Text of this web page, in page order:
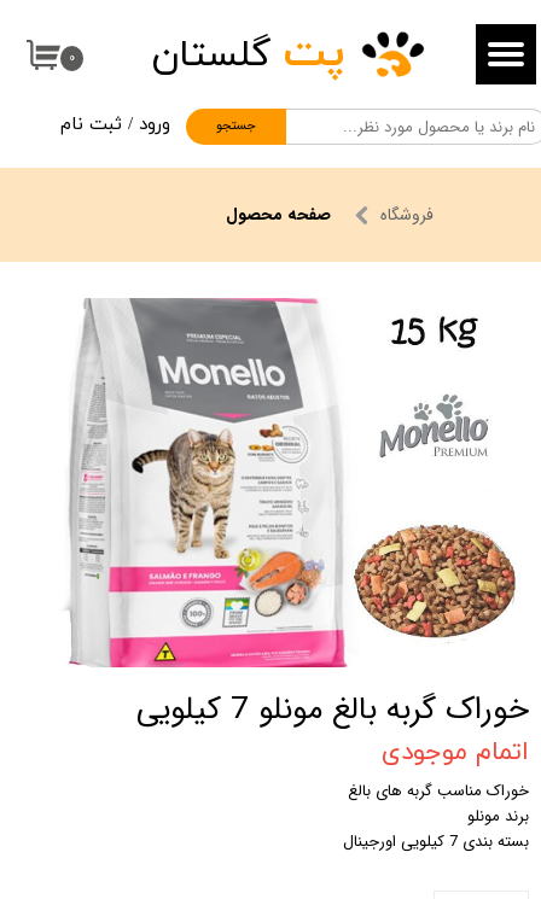
۰
جستجو
پت گلستان
ورود / ثبت نام
حساب کاربری من
تغییر گذر واژه
سفارشات
خروج از حساب کاربری
فروشگاه صفحه محصول
خوراک گربه بالغ مونلو 7 کیلویی
اتمام موجودی
خوراک مناسب گربه های بالغ
برند مونلو
بسته بندی 7 کیلویی اورجینال